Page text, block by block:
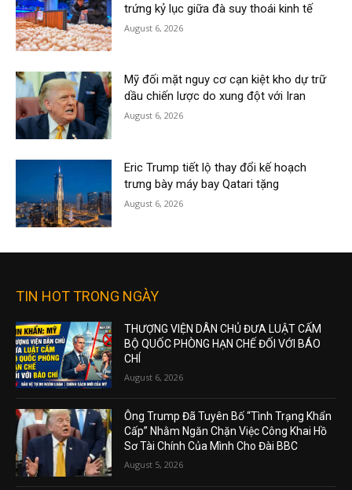
trứng kỷ lục giữa đà suy thoái kinh tế
August 6, 2026
Mỹ đối mặt nguy cơ cạn kiệt kho dự trữ
dầu chiến lược do xung đột với Iran
August 6, 2026
Eric Trump tiết lộ thay đổi kế hoạch
trưng bày máy bay Qatari tặng
August 6, 2026
TIN HOT TRONG NGÀY
THƯỢNG VIỆN DÂN CHỦ ĐƯA LUẬT CẤM
BỘ QUỐC PHÒNG HẠN CHẾ ĐỐI VỚI BÁO
CHÍ
August 6, 2026
Ông Trump Đã Tuyên Bố “Tình Trạng Khẩn
Cấp” Nhằm Ngăn Chặn Việc Công Khai Hồ
Sơ Tài Chính Của Mình Cho Đài BBC
August 5, 2026